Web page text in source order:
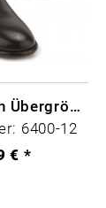
Schnürschuh in Übergrößen
6400-12
€ *